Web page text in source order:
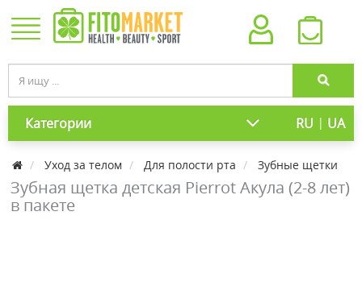
Категории RU | UA
Уход за телом Для полости рта Зубные щетки
Зубная щетка детская Pierrot Акула (2-8 лет)
в пакете